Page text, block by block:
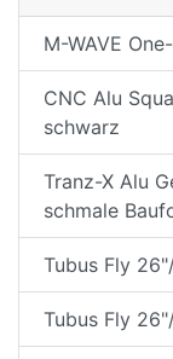
M-WAVE
CNC Alu
schwarz
Tranz-X Alu
schmale
Tubus Fly
Tubus Fly